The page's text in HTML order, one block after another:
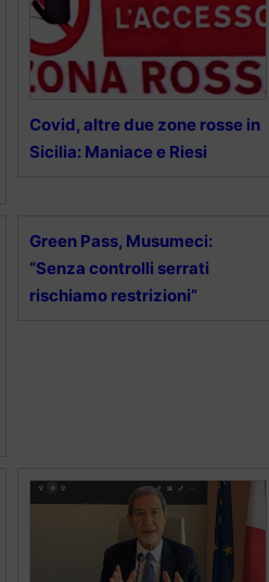
Covid, altre due zone rosse in
Sicilia: Maniace e Riesi
Green Pass, Musumeci:
“Senza controlli serrati
rischiamo restrizioni”